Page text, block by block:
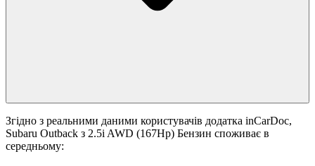
Згідно з реальними даними користувачів додатка inCarDoc,
Subaru Outback з 2.5i AWD (167Hp) Бензин споживає в
середньому: